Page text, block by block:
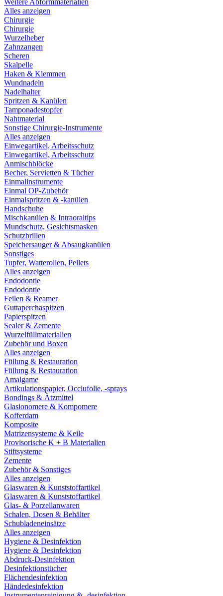
Weitere Abformmaterialien
Alles anzeigen
Chirurgie
Chirurgie
Wurzelheber
Zahnzangen
Scheren
Skalpelle
Haken & Klemmen
Wundnadeln
Nadelhalter
Spritzen & Kanülen
Tamponadestopfer
Nahtmaterial
Sonstige Chirurgie-Instrumente
Alles anzeigen
Einwegartikel, Arbeitsschutz
Einwegartikel, Arbeitsschutz
Anmischblöcke
Becher, Servietten & Tücher
Einmalinstrumente
Einmal OP-Zubehör
Einmalspritzen & -kanülen
Handschuhe
Mischkanülen & Intraoraltips
Mundschutz, Gesichtsmasken
Schutzbrillen
Speichersauger & Absaugkanülen
Sonstiges
Tupfer, Watterollen, Pellets
Alles anzeigen
Endodontie
Endodontie
Feilen & Reamer
Guttaperchaspitzen
Papierspitzen
Sealer & Zemente
Wurzelfüllmaterialien
Zubehör und Boxen
Alles anzeigen
Füllung & Restauration
Füllung & Restauration
Amalgame
Artikulationspapier, Occlufolie, -sprays
Bondings & Ätzmittel
Glasionomere & Kompomere
Kofferdam
Komposite
Matrizensysteme & Keile
Provisorische K + B Materialien
Stiftsysteme
Zemente
Zubehör & Sonstiges
Alles anzeigen
Glaswaren & Kunststoffartikel
Glaswaren & Kunststoffartikel
Glas- & Porzellanwaren
Schalen, Dosen & Behälter
Schubladeneinsätze
Alles anzeigen
Hygiene & Desinfektion
Hygiene & Desinfektion
Abdruck-Desinfektion
Desinfektionstücher
Flächendesinfektion
Händedesinfektion